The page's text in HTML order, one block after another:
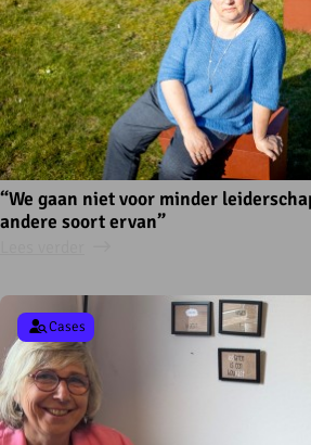
“We gaan niet voor minder
andere soort ervan”
Cases